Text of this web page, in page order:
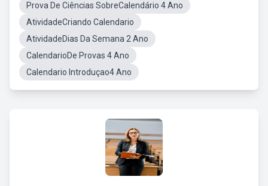
Prova De Ciências SobreCalendário 4 Ano
AtividadeCriando Calendario
AtividadeDias Da Semana 2 Ano
CalendarioDe Provas 4 Ano
Calendario Introduçao4 Ano